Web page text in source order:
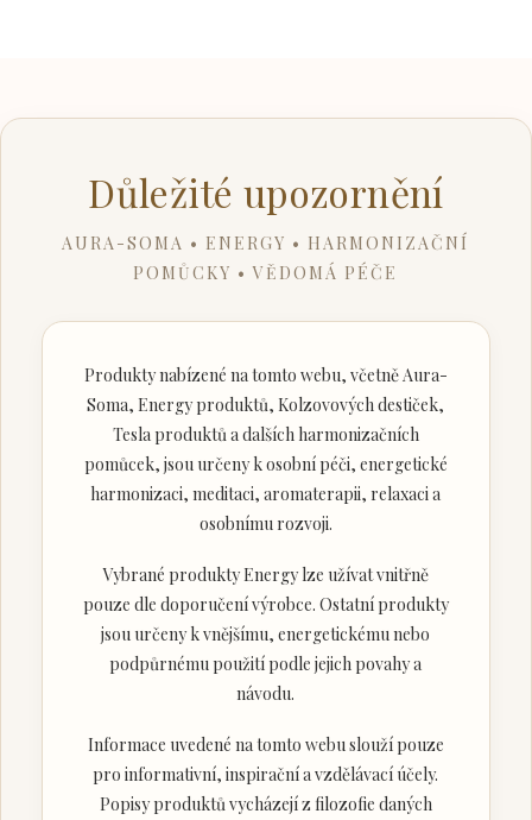
Důležité upozornění
AURA-SOMA • ENERGY • HARMONIZAČNÍ
POMŮCKY • VĚDOMÁ PÉČE
Produkty nabízené na tomto webu, včetně Aura-
Soma, Energy produktů, Kolzovových destiček,
Tesla produktů a dalších harmonizačních
pomůcek, jsou určeny k osobní péči, energetické
harmonizaci, meditaci, aromaterapii, relaxaci a
osobnímu rozvoji.
Vybrané produkty Energy lze užívat vnitřně
pouze dle doporučení výrobce. Ostatní produkty
jsou určeny k vnějšímu, energetickému nebo
podpůrnému použití podle jejich povahy a
návodu.
Informace uvedené na tomto webu slouží pouze
pro informativní, inspirační a vzdělávací účely.
Popisy produktů vycházejí z filozofie daných